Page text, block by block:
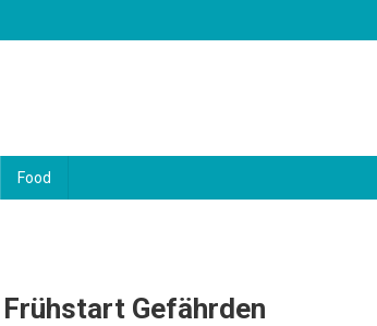
Food
Gefährden